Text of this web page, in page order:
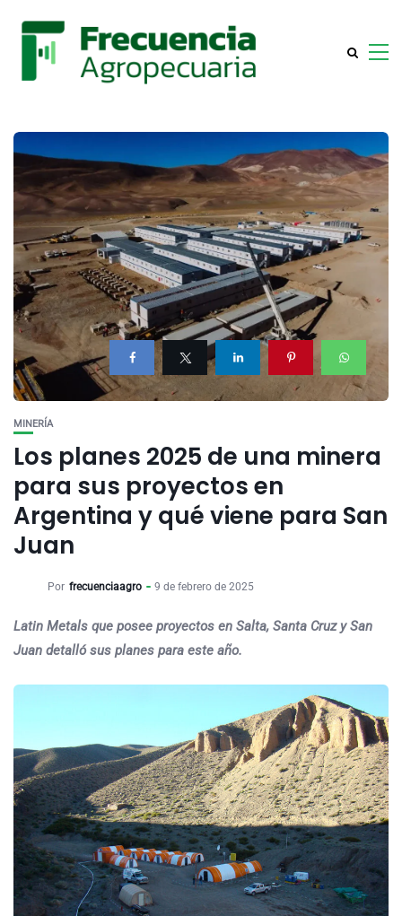
MINERÍA
Los planes 2025 de una minera
para sus proyectos en
Argentina y qué viene para San
Juan
Por frecuenciaagro 9 de febrero de 2025
Latin Metals que posee proyectos en Salta, Santa Cruz y San
Juan detalló sus planes para este año.